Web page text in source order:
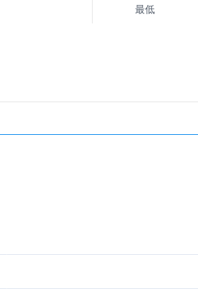
最低